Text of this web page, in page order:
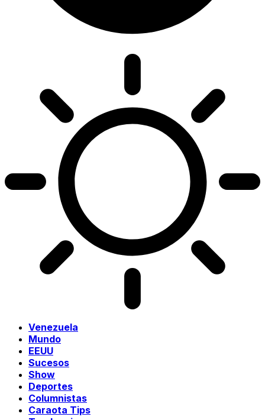
Venezuela
Mundo
EEUU
Sucesos
Show
Deportes
Columnistas
Caraota Tips